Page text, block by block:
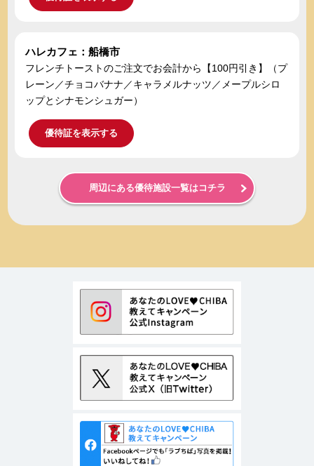
ハレカフェ：船橋市
フレンチトーストのご注文でお会計から【100円引き】（プ
レーン／チョコバナナ／キャラメルナッツ／メープルシロ
ップとシナモンシュガー）
優待証を表示する
周辺にある優待施設一覧はコチラ